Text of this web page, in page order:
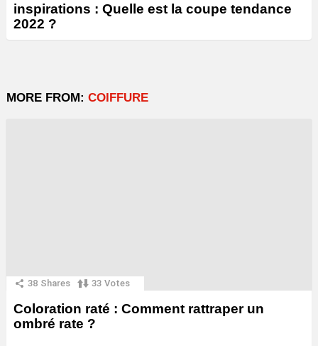
inspirations : Quelle est la coupe tendance
2022 ?
MORE FROM: COIFFURE
38 Shares 33 Votes
Coloration raté : Comment rattraper un
ombré rate ?